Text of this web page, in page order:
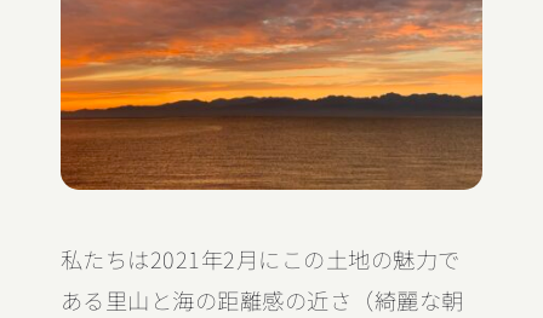
私たちは2021年2月にこの土地の魅力で
ある里山と海の距離感の近さ（綺麗な朝